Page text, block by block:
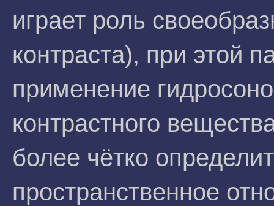
играет роль
контраста), при этой
применение
контрастного
более чётко
пространственное